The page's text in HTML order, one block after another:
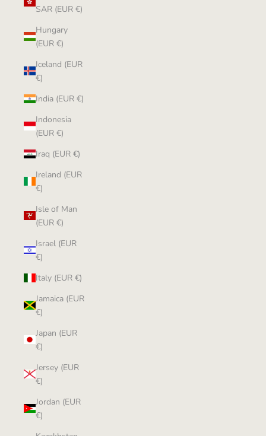
SAR (EUR €)
Hungary
(EUR €)
Iceland (EUR
€)
India (EUR €)
Indonesia
(EUR €)
Iraq (EUR €)
Ireland (EUR
€)
Isle of Man
(EUR €)
Israel (EUR
€)
Italy (EUR €)
Jamaica (EUR
€)
Japan (EUR
€)
Jersey (EUR
€)
Jordan (EUR
€)